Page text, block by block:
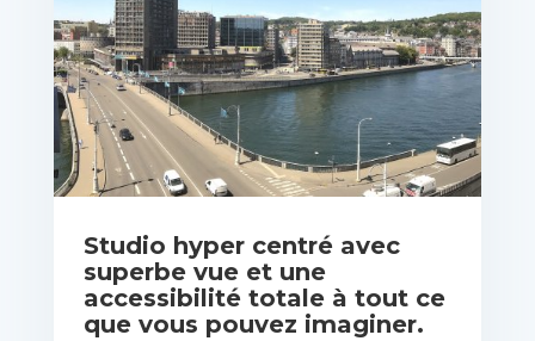
Studio hyper centré avec
superbe vue et une
accessibilité totale à tout ce
que vous pouvez imaginer.